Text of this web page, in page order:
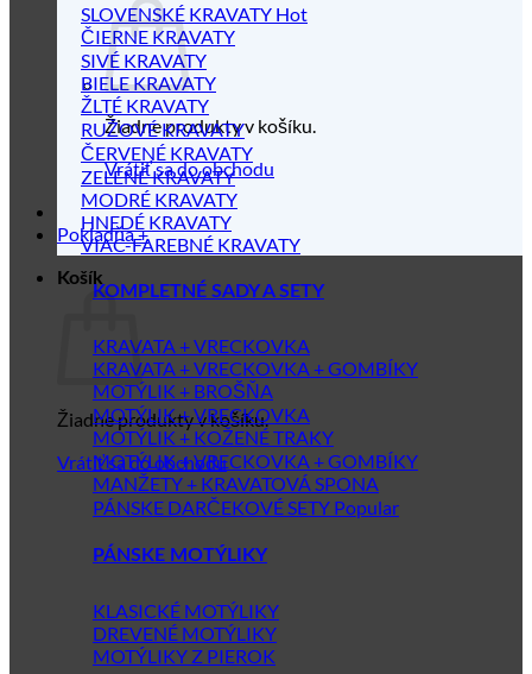
Žiadne produkty v košíku.
Vrátiť sa do obchodu
Pokladňa+
Košík
Žiadne produkty v košíku.
Vrátiť sa do obchodu
SLOVENSKÉ KRAVATY
ČIERNE KRAVATY
SIVÉ KRAVATY
BIELE KRAVATY
ŽLTÉ KRAVATY
RUŽOVÉ KRAVATY
ČERVENÉ KRAVATY
ZELENÉ KRAVATY
MODRÉ KRAVATY
HNEDÉ KRAVATY
VIAC-FAREBNÉ KRAVATY
KOMPLETNÉ SADY A SETY
KRAVATA + VRECKOVKA
KRAVATA + VRECKOVKA + GOMBÍKY
MOTÝLIK + BROŠŇA
MOTÝLIK + VRECKOVKA
MOTÝLIK + KOŽENÉ TRAKY
MOTÝLIK + VRECKOVKA + GOMBÍKY
MANŽETY + KRAVATOVÁ SPONA
PÁNSKE DARČEKOVÉ SETY
PÁNSKE MOTÝLIKY
KLASICKÉ MOTÝLIKY
DREVENÉ MOTÝLIKY
MOTÝLIKY Z PIEROK